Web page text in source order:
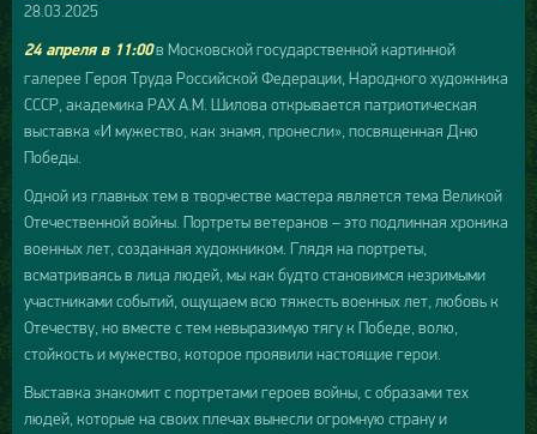
28.03.2025
24 апреля в 11:00в Московской государственной картинной
галерее Героя Труда Российской Федерации, Народного художника
СССР, академика РАХ А.М. Шилова открывается патриотическая
выставка «И мужество, как знамя, пронесли», посвященная Дню
Победы.
Одной из главных тем в творчестве мастера является тема Великой
Отечественной войны. Портреты ветеранов – это подлинная хроника
военных лет, созданная художником. Глядя на портреты,
всматриваясь в лица людей, мы как будто становимся незримыми
участниками событий, ощущаем всю тяжесть военных лет, любовь к
Отечеству, но вместе с тем невыразимую тягу к Победе, волю,
стойкость и мужество, которое проявили настоящие герои.
Выставка знакомит с портретами героев войны, с образами тех
людей, которые на своих плечах вынесли огромную страну и